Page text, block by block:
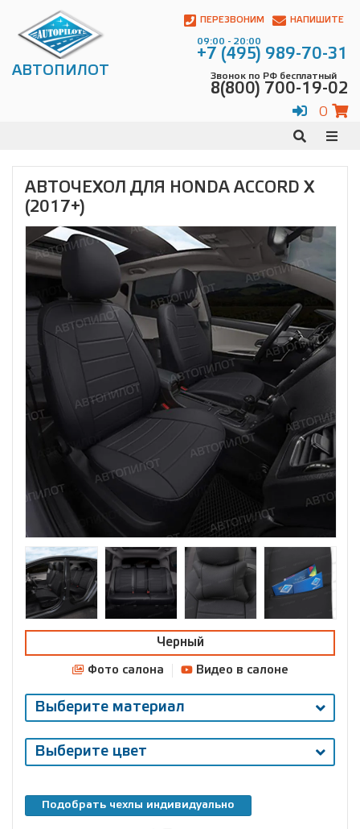
АВТОПИЛОТ
ПЕРЕЗВОНИМ НАПИШИТЕ
09:00 - 20:00
+7 (495) 989-70-31
Звонок по РФ бесплатный
8(800) 700-19-02
0
АВТОЧЕХОЛ ДЛЯ HONDA ACCORD X
(2017+)
Черный
Фото салона Видео в салоне
Выберите материал
Выберите цвет
Подобрать чехлы индивидуально
Контакты:
Адрес:
Чагинская
700-
Телефон: +7
(495)
почта:
info@avtopilot1.ru